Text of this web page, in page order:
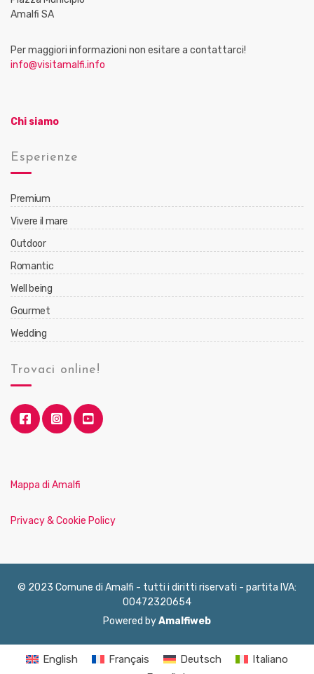
Amalfi SA
Per maggiori informazioni non esitare a contattarci!
info@visitamalfi.info
Chi siamo
Esperienze
Premium
Vivere il mare
Outdoor
Romantic
Well being
Gourmet
Wedding
Trovaci online!
Mappa di Amalfi
Privacy & Cookie Policy
© 2023 Comune di Amalfi - tutti i diritti riservati - partita IVA:
00472320654
Powered byAmalfiweb
English Français Deutsch
Italiano